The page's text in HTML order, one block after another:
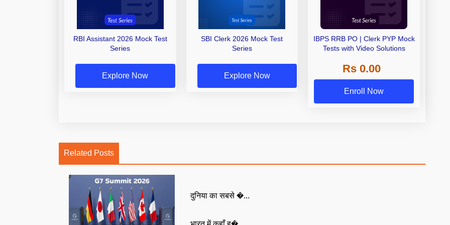
RBI Assistant 2026 Mock Test
Series
Explore Now
SBI Clerk 2026 Mock Test
Series
Explore Now
IBPS RRB PO | Clerk PYP Mock
Tests with Video Solutions
Rs 0.00
Enroll Now
Related Posts
दुनिया का सबसे �...